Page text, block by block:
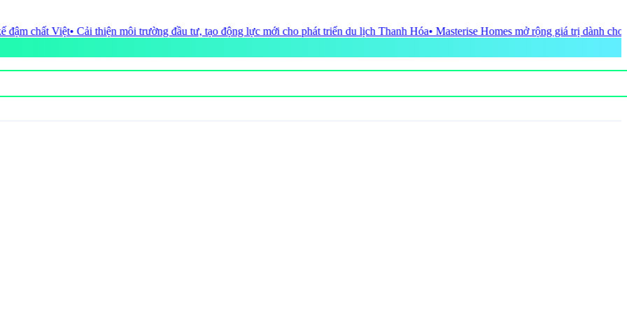
đầu tư, tạo động lực mới cho phát triển du lịch Thanh Hóa • Masterise Homes mở rộng giá trị dành cho khách hàng bằng những giải